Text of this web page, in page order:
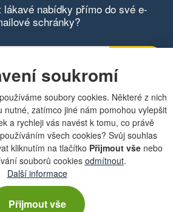
soukromí
soubory cookies. Některé z nich
nutné, zatímco jiné nám pomohou vylepšit
a rychleji vás navést k tomu, co právě
všech cookies? Svůj souhlas
kliknutím na tlačítko Přijmout vše nebo
souborů cookies odmítnout.
Další informace
Přijmout vše
lákavé nabídky přímo do své e-
schránky?
aktuální newsletter
údajů (GDPR)